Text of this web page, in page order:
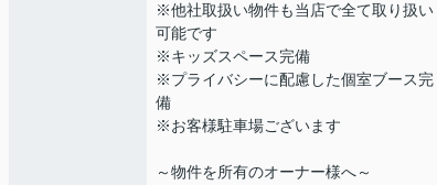
※他社取扱い物件も当店で全て取り扱い
可能です
※キッズスペース完備
※プライバシーに配慮した個室ブース完
備
※お客様駐車場ございます
～物件を所有のオーナー様へ～